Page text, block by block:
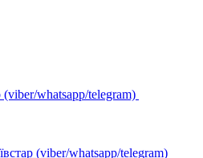
(viber/whatsapp/telegram)
(viber/whatsapp/telegram)